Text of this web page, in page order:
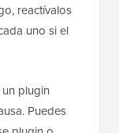
reactívalos
uno si el
plugin
Puedes